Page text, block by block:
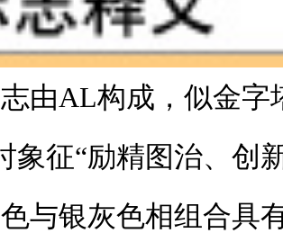
由AL构成，似金字
象征“励精图治、创
与银灰色相组合具